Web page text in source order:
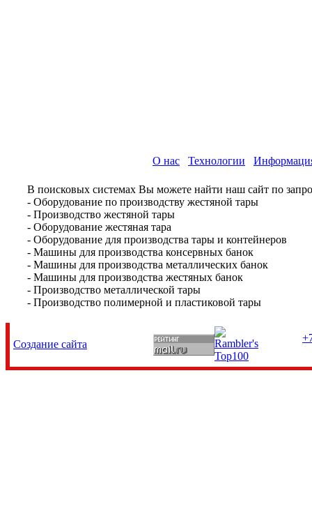
О нас Технологии
В поисковых системах Вы можете найти наш сайт по
- Оборудование по производству жестяной тары
- Производство жестяной тары
- Оборудование жестяная тара
- Оборудование для производства тары и контейнеров
- Машины для производства консервных банок
- Машины для производства металлических банок
- Машины для производства жестяных банок
- Производство металлической тары
- Производство полимерной и пластиковой тары
Создание сайта